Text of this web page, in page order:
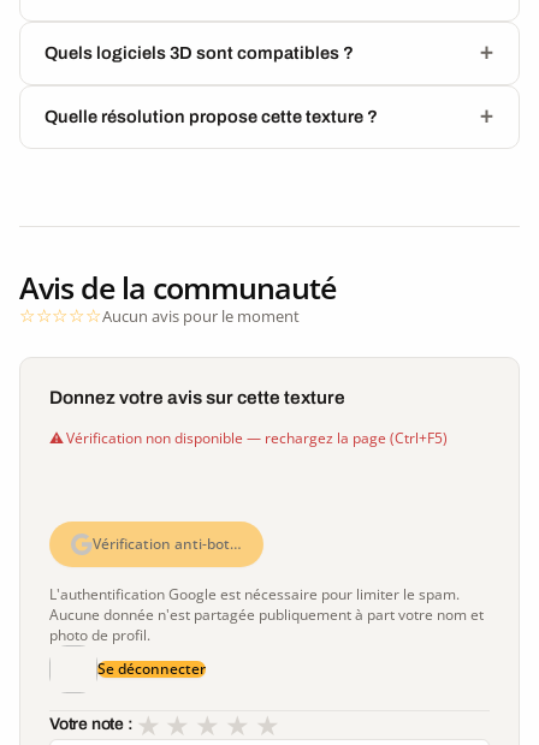
Quels logiciels 3D sont compatibles ?
Quelle résolution propose cette texture ?
Avis de la communauté
Aucun avis pour le moment
Donnez votre avis sur cette texture
Vérification non disponible — rechargez la page (Ctrl+F5)
Vérification anti-bot…
L'authentification Google est nécessaire pour limiter le spam.
Aucune donnée n'est partagée publiquement à part votre nom et
photo de profil.
Se déconnecter
Votre note : ★
★
★
★
★